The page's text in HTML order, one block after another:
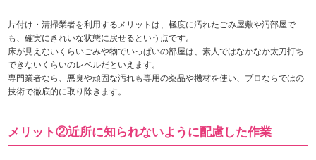
片付け・清掃業者を利用するメリットは、極度に汚れたごみ屋敷や汚部屋で
も、確実にきれいな状態に戻せるという点です。
床が見えないくらいごみや物でいっぱいの部屋は、素人ではなかなか太刀打ち
できないくらいのレベルだといえます。
専門業者なら、悪臭や頑固な汚れも専用の薬品や機材を使い、プロならではの
技術で徹底的に取り除きます。
メリット②近所に知られないように配慮した作業